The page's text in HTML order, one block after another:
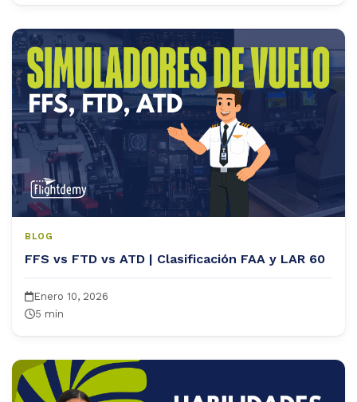
BLOG
FFS vs FTD vs ATD | Clasificación FAA y LAR 60
Enero 10, 2026
5 min